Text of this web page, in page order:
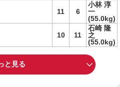
11 6
小林 淳
一
(55.0kg)
10 11
石崎 隆
之
(55.0kg)
と見る